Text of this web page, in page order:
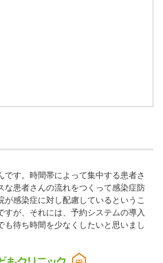
です。時間帯によって集中する患者さ
な患者さんの流れをつくって感染症防
感染症に対し配慮しているというこ
すが、それには、予約システムの導入
待ち時間を少なくしたいと思いまし